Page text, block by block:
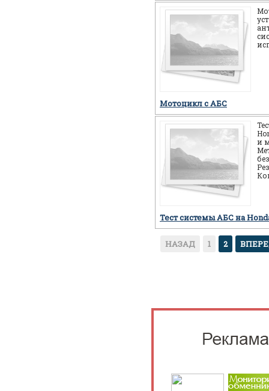
Мотоцикл c АБС
и
Тест системы АБС на
НАЗАД 1 2